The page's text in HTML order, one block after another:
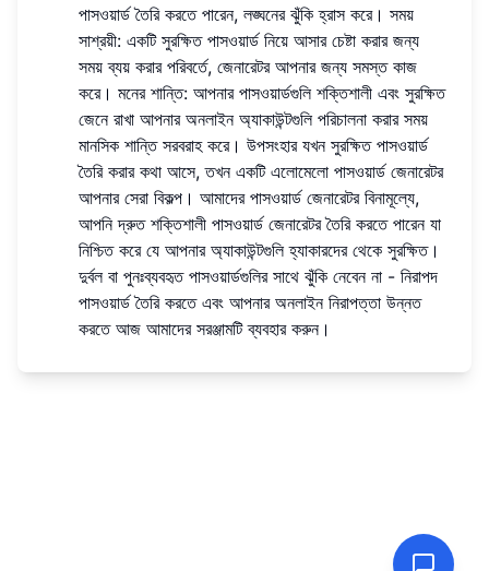
পাসওয়ার্ড তৈরি করতে পারেন, লঙ্ঘনের ঝুঁকি হ্রাস করে। সময়
সাশ্রয়ী: একটি সুরক্ষিত পাসওয়ার্ড নিয়ে আসার চেষ্টা করার জন্য
সময় ব্যয় করার পরিবর্তে, জেনারেটর আপনার জন্য সমস্ত কাজ
করে। মনের শান্তি: আপনার পাসওয়ার্ডগুলি শক্তিশালী এবং সুরক্ষিত
জেনে রাখা আপনার অনলাইন অ্যাকাউন্টগুলি পরিচালনা করার সময়
মানসিক শান্তি সরবরাহ করে। উপসংহার যখন সুরক্ষিত পাসওয়ার্ড
তৈরি করার কথা আসে, তখন একটি এলোমেলো পাসওয়ার্ড জেনারেটর
আপনার সেরা বিকল্প। আমাদের পাসওয়ার্ড জেনারেটর বিনামূল্যে,
আপনি দ্রুত শক্তিশালী পাসওয়ার্ড জেনারেটর তৈরি করতে পারেন যা
নিশ্চিত করে যে আপনার অ্যাকাউন্টগুলি হ্যাকারদের থেকে সুরক্ষিত।
দুর্বল বা পুনঃব্যবহৃত পাসওয়ার্ডগুলির সাথে ঝুঁকি নেবেন না - নিরাপদ
পাসওয়ার্ড তৈরি করতে এবং আপনার অনলাইন নিরাপত্তা উন্নত
করতে আজ আমাদের সরঞ্জামটি ব্যবহার করুন।